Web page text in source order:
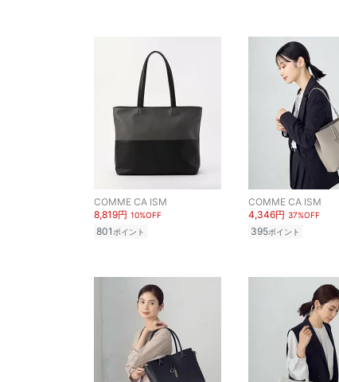
COMME CA ISM
8,819円 10%OFF
801 ポイント
COMME CA ISM
4,346円 37%OFF
395ポイント